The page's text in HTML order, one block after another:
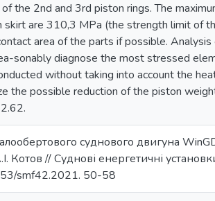
the 2nd and 3rd piston rings. The
skirt are 310,3 MPa (the strength limit of
area of the parts if possible. Analysis
sonably diagnose the most stressed
without taking into account the
the possible reduction of the piston
суднового двигуна
// Суднові енергетичні
smf42.2021. 50-58